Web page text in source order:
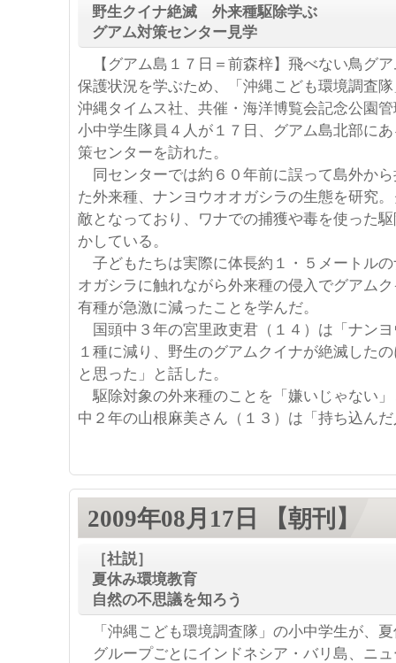
野生クイナ絶滅 外来種駆除学ぶ
グアム対策センター見学
【グアム島１７日＝前森梓】飛べない鳥グア
保護状況を学ぶため、「沖縄こども環境調査
沖縄タイムス社、共催・海洋博覧会記念公園
小中学生隊員４人が１７日、グアム島北部に
策センターを訪れた。
同センターでは約６０年前に誤って島外から
た外来種、ナンヨウオオガシラの生態を研究
敵となっており、ワナでの捕獲や毒を使った
かしている。
子どもたちは実際に体長約１・５メートルの
オガシラに触れながら外来種の侵入でグアム
有種が急激に減ったことを学んだ。
国頭中３年の宮里政吏君（１４）は「ナン
１種に減り、野生のグアムクイナが絶滅した
と思った」と話した。
駆除対象の外来種のことを「嫌いじゃない
中２年の山根麻美さん（１３）は「持ち込ん
2009年08月17日 【朝刊】
［社説］
夏休み環境教育
自然の不思議を知ろう
「沖縄こども環境調査隊」の小中学生が、
グループごとにインドネシア・バリ島、ニ